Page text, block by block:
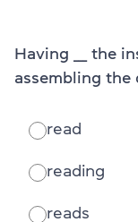
Having ___ the
assembling the
read
reading
reads